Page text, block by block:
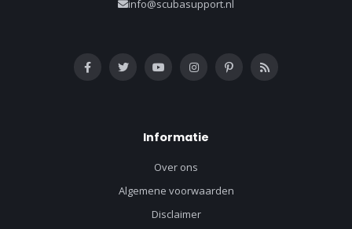
info@scubasupport.nl
Informatie
Over ons
Algemene voorwaarden
Disclaimer